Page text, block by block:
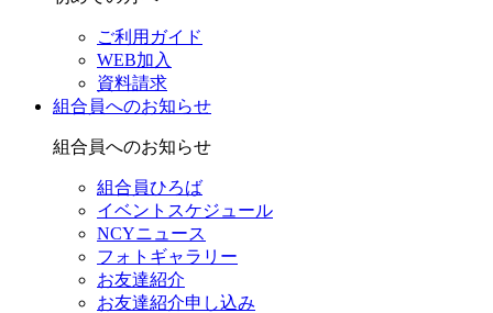
ご利用ガイド
WEB加入
資料請求
組合員へのお知らせ
組合員へのお知らせ
組合員ひろば
イベントスケジュール
NCYニュース
フォトギャラリー
お友達紹介
お友達紹介申し込み